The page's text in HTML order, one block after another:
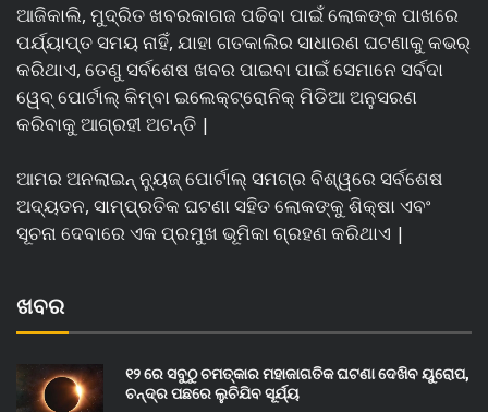
ଆଜିକାଲି, ମୁଦ୍ରିତ ଖବରକାଗଜ ପଢିବା ପାଇଁ ଲୋକଙ୍କ ପାଖରେ
ପର୍ଯ୍ୟାପ୍ତ ସମୟ ନାହିଁ, ଯାହା ଗତକାଲିର ସାଧାରଣ ଘଟଣାକୁ କଭର୍
କରିଥାଏ, ତେଣୁ ସର୍ବଶେଷ ଖବର ପାଇବା ପାଇଁ ସେମାନେ ସର୍ବଦା
ୱେବ୍ ପୋର୍ଟାଲ୍ କିମ୍ବା ଇଲେକ୍ଟ୍ରୋନିକ୍ ମିଡିଆ ଅନୁସରଣ
କରିବାକୁ ଆଗ୍ରହୀ ଅଟନ୍ତି |
ଆମର ଅନଲାଇନ୍ ନ୍ୟୁଜ୍ ପୋର୍ଟାଲ୍ ସମଗ୍ର ବିଶ୍ୱରେ ସର୍ବଶେଷ
ଅଦ୍ୟତନ, ସାମ୍ପ୍ରତିକ ଘଟଣା ସହିତ ଲୋକଙ୍କୁ ଶିକ୍ଷା ଏବଂ
ସୂଚନା ଦେବାରେ ଏକ ପ୍ରମୁଖ ଭୂମିକା ଗ୍ରହଣ କରିଥାଏ |
ଖବର
୧୨ ରେ ସବୁଠୁ ଚମତ୍କାର ମହାଜାଗତିକ ଘଟଣା ଦେଖିବ ୟୁରୋପ,
ଚନ୍ଦ୍ର ପଛରେ ଲୁଚିଯିବ ସୂର୍ଯ୍ୟ